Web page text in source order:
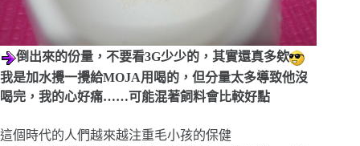
倒出來的份量，不要看3G少少的，其實還真多欸
我是加水攪一攪給MOJA用喝的，但分量太多導致他沒
喝完，我的心好痛……可能混著飼料會比較好點
這個時代的人們越來越注重毛小孩的保健